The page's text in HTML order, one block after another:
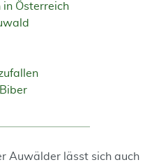
Österreich
Auwälder lässt sich auch